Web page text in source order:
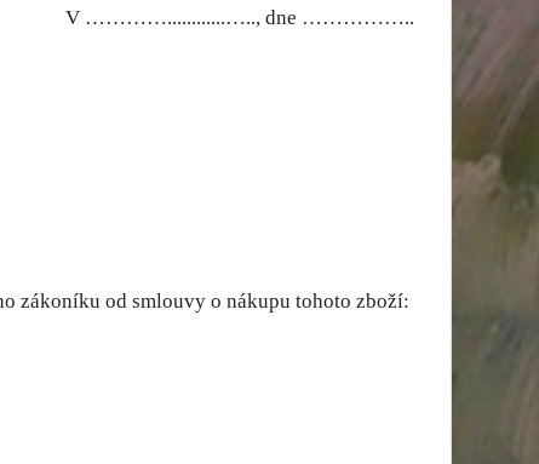
V …………............….., dne ……………..
zákoníku od smlouvy o nákupu tohoto zboží: